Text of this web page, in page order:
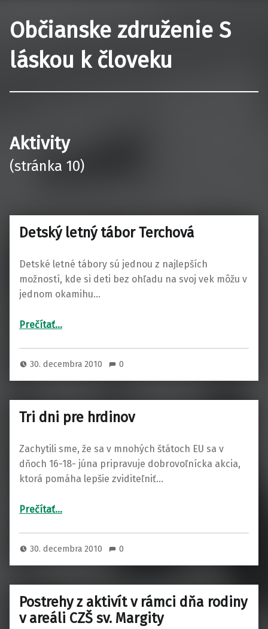
Občianske združenie S
láskou k človeku
Aktivity
(stránka 10)
Detský letný tábor Terchová
Detské letné tábory sú jednou z najlepších
možností, kde si deti bez ohľadu na svoj vek môžu v
jednom okamihu…
Prečítať
“Detský letný tábor Terchová”
…
30. decembra 2010 0
Tri dni pre hrdinov
Zachytili sme, že sa v mnohých štátoch EU sa v
dňoch 16-18- júna pripravuje dobrovoľnícka akcia,
ktorá pomáha lepšie zviditeľniť…
Prečítať
“Tri dni pre hrdinov”
…
30. decembra 2010 0
Postrehy z aktivít v rámci dňa rodiny
v areáli CZŠ sv. Margity